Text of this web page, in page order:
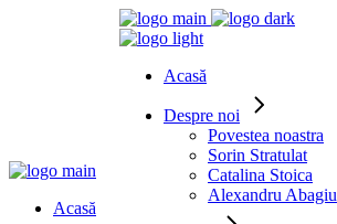
Acasă
Despre noi
Povestea noastra
Sorin Stratulat
Catalina Stoica
Alexandru Abagiu
Acasă